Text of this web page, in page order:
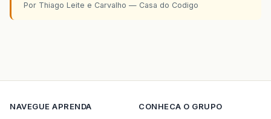
Por Thiago Leite e Carvalho — Casa do Codigo
NAVEGUE APRENDA
CONHECA O GRUPO